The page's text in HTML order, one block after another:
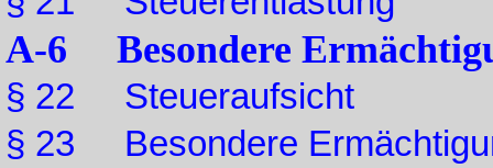
A-6 Besondere
§ 22 Steueraufsicht
§ 23 Besondere